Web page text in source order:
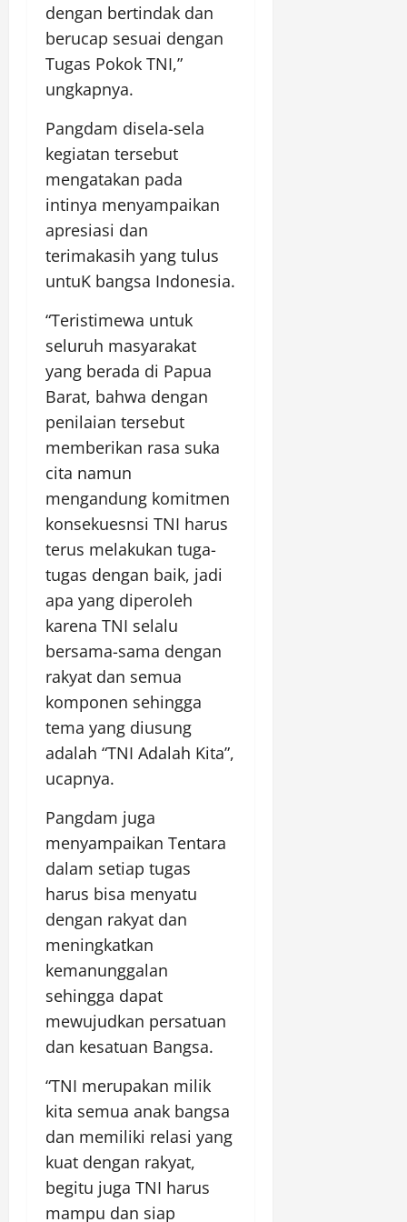
dengan bertindak dan
berucap sesuai dengan
Tugas Pokok TNI,”
ungkapnya.
Pangdam disela-sela
kegiatan tersebut
mengatakan pada
intinya menyampaikan
apresiasi dan
terimakasih yang tulus
untuK bangsa Indonesia.
“Teristimewa untuk
seluruh masyarakat
yang berada di Papua
Barat, bahwa dengan
penilaian tersebut
memberikan rasa suka
cita namun
mengandung komitmen
konsekuesnsi TNI harus
terus melakukan tuga-
tugas dengan baik, jadi
apa yang diperoleh
karena TNI selalu
bersama-sama dengan
rakyat dan semua
komponen sehingga
tema yang diusung
adalah “TNI Adalah Kita”,
ucapnya.
Pangdam juga
menyampaikan Tentara
dalam setiap tugas
harus bisa menyatu
dengan rakyat dan
meningkatkan
kemanunggalan
sehingga dapat
mewujudkan persatuan
dan kesatuan Bangsa.
“TNI merupakan milik
kita semua anak bangsa
dan memiliki relasi yang
kuat dengan rakyat,
begitu juga TNI harus
mampu dan siap